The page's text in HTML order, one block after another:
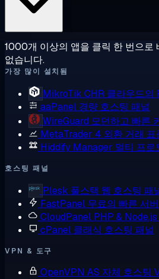
1000개 이상의 앱을 클릭 한 번으로
없습니다.
가장 많이 설치됨
MikroTik CHR 클라우드의
aaPanel 경량 호스팅 패널
WireGuard 모던하고 빠른
MetaTrader 4 외환 거래 표
Hiddify Manager 멀티 프로
호스팅 패널
Plesk 풀스택 웹 호스팅 패
FastPanel 무료의 빠른 서
CloudPanel PHP & Node.js
cPanel 클래식 호스팅 패널
VPN & 도구
OpenVPN AS 자체 호스팅